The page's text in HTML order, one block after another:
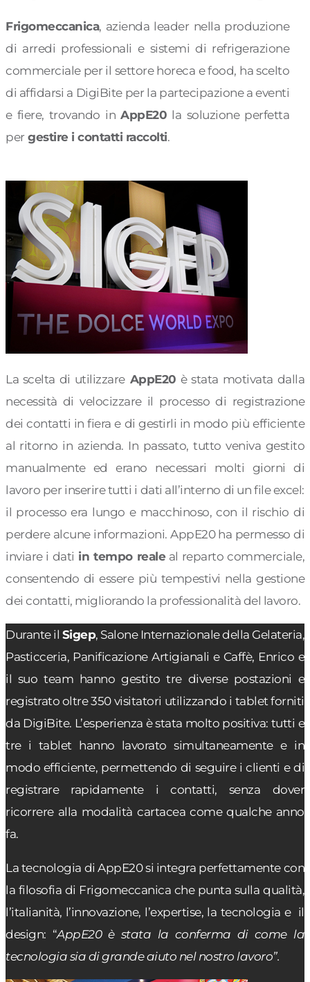
Frigomeccanica, azienda leader nella produzione
di arredi professionali e sistemi di refrigerazione
commerciale per il settore horeca e food, ha scelto
di affidarsi a DigiBite per la partecipazione a eventi
e fiere, trovando inAppE20 la soluzione perfetta
pergestire i contatti raccolti.
La scelta di utilizzareAppE20 è stata motivata dalla
necessità di velocizzare il processo di registrazione
dei contatti in fiera e di gestirli in modo più efficiente
al ritorno in azienda. In passato, tutto veniva gestito
manualmente ed erano necessari molti giorni di
lavoro per inserire tutti i dati all’interno di un file excel:
il processo era lungo e macchinoso, con il rischio di
perdere alcune informazioni. AppE20 ha permesso di
inviare i dati in tempo realeal reparto commerciale,
consentendo di essere più tempestivi nella gestione
dei contatti, migliorando la professionalità del lavoro.
Durante il Sigep, Salone Internazionale della Gelateria,
Pasticceria, Panificazione Artigianali e Caffè, Enrico e
il suo team hanno gestito tre diverse postazioni e
registrato oltre 350 visitatori utilizzando i tablet forniti
da DigiBite. L’esperienza è stata molto positiva: tutti e
tre i tablet hanno lavorato simultaneamente e in
modo efficiente, permettendo di seguire i clienti e di
registrare rapidamente i contatti, senza dover
ricorrere alla modalità cartacea come qualche anno
fa.
La tecnologia di AppE20 si integra perfettamente con
la filosofia di Frigomeccanica che punta sulla qualità,
l’italianità, l’innovazione, l’expertise, la tecnologia e il
design: “AppE20 è stata la conferma di come la
tecnologia sia di grande aiuto nel nostro lavoro”.